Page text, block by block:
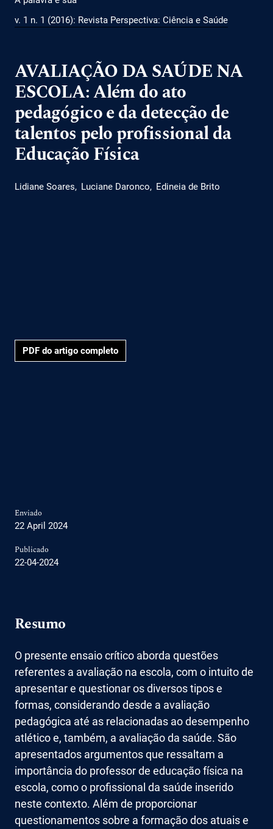
v. 1 n. 1 (2016): Revista Perspectiva: Ciência e Saúde
AVALIAÇÃO DA SAÚDE NA
ESCOLA: Além do ato
pedagógico e da detecção de
talentos pelo profissional da
Educação Física
Lidiane Soares Luciane Daronco Edineia de Brito
PDF do artigo completo
Enviado
22 April 2024
Publicado
22-04-2024
Resumo
O presente ensaio crítico aborda questões
referentes a avaliação na escola, com o intuito de
apresentar e questionar os diversos tipos e
formas, considerando desde a avaliação
pedagógica até as relacionadas ao desempenho
atlético e, também, a avaliação da saúde. São
apresentados argumentos que ressaltam a
importância do professor de educação física na
escola, como o profissional da saúde inserido
neste contexto. Além de proporcionar
questionamentos sobre a formação dos atuais e